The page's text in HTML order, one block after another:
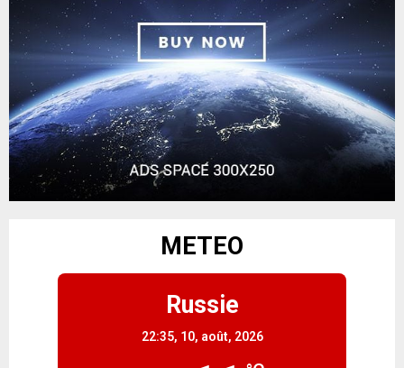
METEO
Russie
22:35, 10, août, 2026